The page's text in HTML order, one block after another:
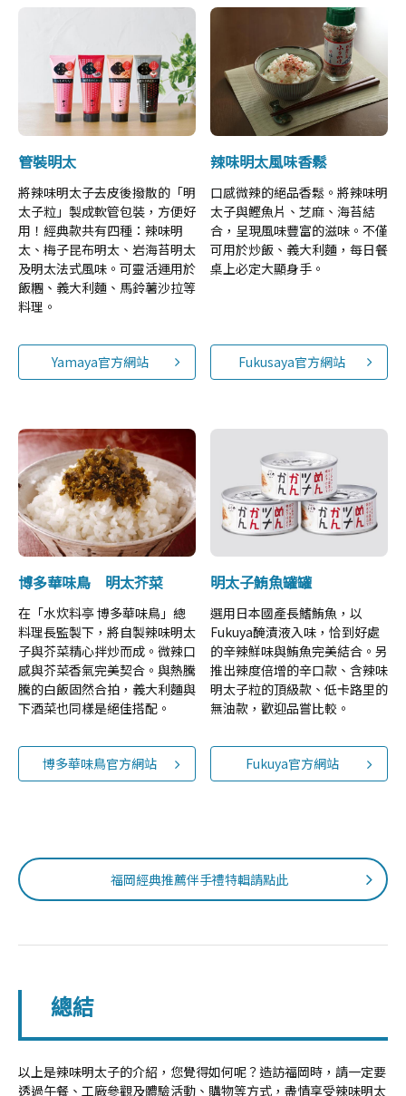
管裝明太
將辣味明太子去皮後撥散的「明
太子粒」製成軟管包裝，方便好
用！經典款共有四種：辣味明
太、梅子昆布明太、岩海苔明太
及明太法式風味。可靈活運用於
飯糰、義大利麵、馬鈴薯沙拉等
料理。
Yamaya官方網站
辣味明太風味香鬆
口感微辣的絕品香鬆。將辣味明
太子與鰹魚片、芝麻、海苔結
合，呈現風味豐富的滋味。不僅
可用於炒飯、義大利麵，每日餐
桌上必定大顯身手。
Fukusaya官方網站
博多華味鳥 明太芥菜
在「水炊料亭 博多華味鳥」總
料理長監製下，將自製辣味明太
子與芥菜精心拌炒而成。微辣口
感與芥菜香氣完美契合。與熱騰
騰的白飯固然合拍，義大利麵與
下酒菜也同樣是絕佳搭配。
博多華味鳥官方網站
明太子鮪魚罐罐
選用日本國產長鰭鮪魚，以
Fukuya醃漬液入味，恰到好處
的辛辣鮮味與鮪魚完美結合。另
推出辣度倍增的辛口款、含辣味
明太子粒的頂級款、低卡路里的
無油款，歡迎品嘗比較。
Fukuya官方網站
福岡經典推薦伴手禮特輯請點此
總結
以上是辣味明太子的介紹，您覺得如何呢？造訪福岡時，請一定要
透過午餐、工廠參觀及體驗活動、購物等方式，盡情享受辣味明太